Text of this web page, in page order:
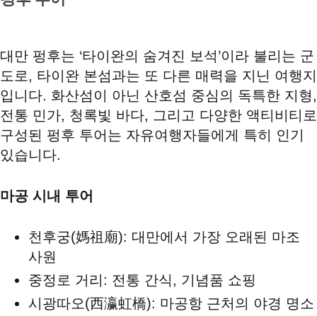
대만 펑후는 ‘타이완의 숨겨진 보석’이라 불리는 군
도로, 타이완 본섬과는 또 다른 매력을 지닌 여행지
입니다. 화산섬이 아닌 산호섬 중심의 독특한 지형,
전통 민가, 청록빛 바다, 그리고 다양한 액티비티로
구성된 펑후 투어는 자유여행자들에게 특히 인기
있습니다.
마공 시내 투어
천후궁(媽祖廟): 대만에서 가장 오래된 마조
사원
중정로 거리: 전통 간식, 기념품 쇼핑
시광따오(西瀛虹橋): 마공항 근처의 야경 명소